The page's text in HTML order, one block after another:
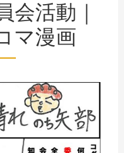
会活動｜
マ漫画